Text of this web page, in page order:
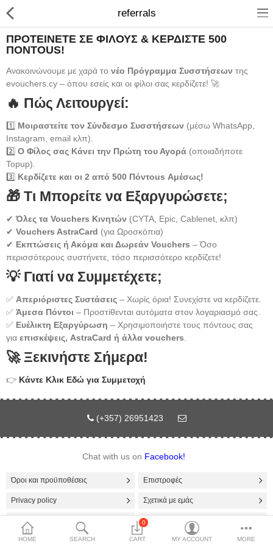
Compare
Λίστα Αγαπημένων
(0)
Languages
Currency
HOME SEARCH
0
CART MY ACCOUNT MORE
referrals
ΠΡΟΤΕΊΝΕΤΕ ΣΕ ΦΊΛΟΥΣ & ΚΕΡΔΊΣΤΕ 500
ΠΌΝΤΟUS!
Ανακοινώνουμε με χαρά το νέο Πρόγραμμα Συσστήσεων της
evouchers.cy – όπου εσείς και οι φίλοι σας κερδίζετε! 🚀
🔥 Πώς Λειτουργεί:
1️⃣ Μοιραστείτε τον Σύνδεσμο Συσστήσεων (μέσω WhatsApp,
Instagram, email κλπ).
2️⃣ Ο Φίλος σας Κάνει την Πρώτη του Αγορά (οποιαδήποτε
Topup).
3️⃣ Κερδίζετε και οι 2 από 500 Πόντοus Αμέσως!
🎁 Τι Μπορείτε να Εξαργυρώσετε;
✔ Όλες τα Vouchers Κινητών (CYTA, Epic, Cablenet, κλπ)
✔ Vouchers AstraCard (για Ωροσκόπια)
✔ Εκπτώσεις ή Ακόμα και Δωρεάν Vouchers – Όσο
περισσότερους συστήνετε, τόσο περισσότερο κερδίζετε!
💡 Γιατί να Συμμετέχετε;
✅ Απεριόριστες Συστάσεις – Χωρίς όρια! Συνεχίστε να κερδίζετε.
✅ Άμεσα Πόντοι – Προστίθενται αυτόματα στον λογαριασμό σας.
✅ Ευέλικτη Εξαργύρωση – Χρησιμοποιήστε τους πόντους σας
για επισκέψεις, AstraCard ή άλλα vouchers
🚀 Ξεκινήστε Σήμερα!
👉 Κάντε Κλικ Εδώ για Συμμετοχή
(+357) 26951423
Chat with us on Facebook!
Όροι και προϋποθέσεις Επιστροφές
Privacy policy Σχετικά με εμάς
Viber Channel Telegram Channel